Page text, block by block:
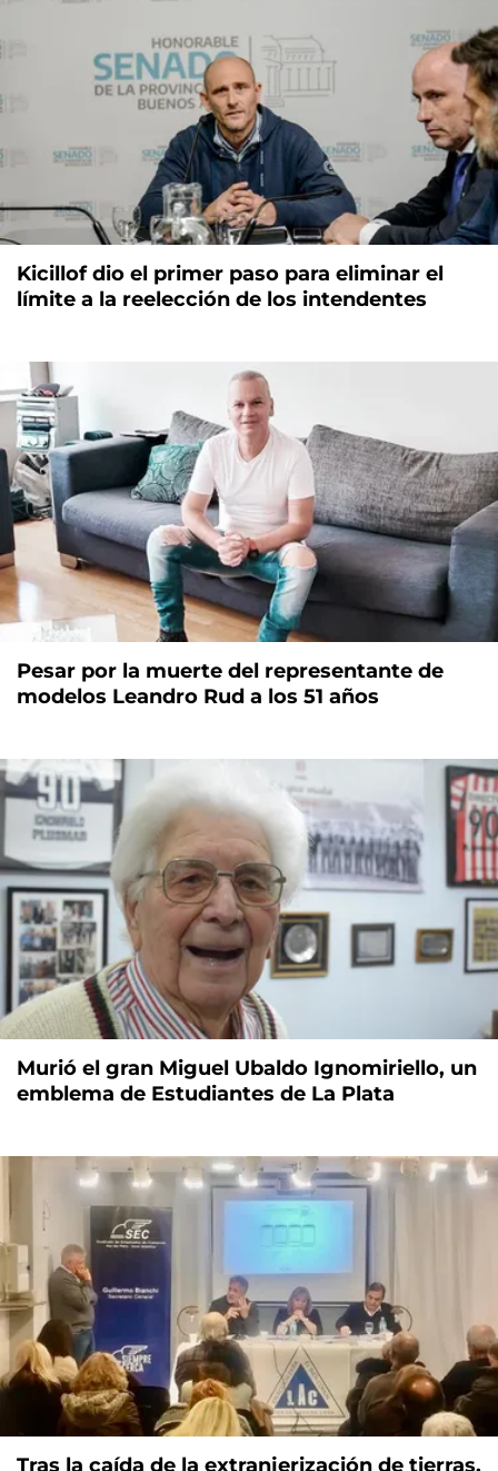
Kicillof dio el primer paso para eliminar el
límite a la reelección de los intendentes
Pesar por la muerte del representante de
modelos Leandro Rud a los 51 años
Murió el gran Miguel Ubaldo Ignomiriello, un
emblema de Estudiantes de La Plata
Tras la caída de la extranjerización de tierras,